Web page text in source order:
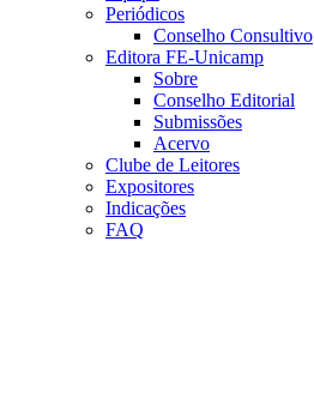
Periódicos
Conselho Consultivo
Editora FE-Unicamp
Sobre
Conselho Editorial
Submissões
Acervo
Clube de Leitores
Expositores
Indicações
FAQ